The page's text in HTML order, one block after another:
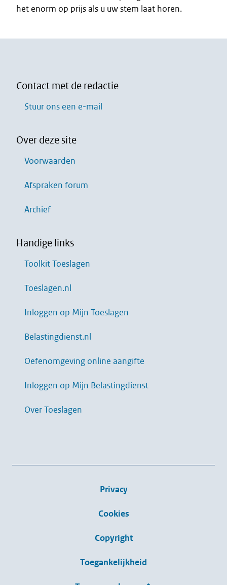
het enorm op prijs als u uw stem laat horen.
Contact met de redactie
Stuur ons een e-mail
Over deze site
Voorwaarden
Afspraken forum
Archief
Handige links
Toolkit Toeslagen
Toeslagen.nl
Inloggen op Mijn Toeslagen
Belastingdienst.nl
Oefenomgeving online aangifte
Inloggen op Mijn Belastingdienst
Over Toeslagen
Privacy
Cookies
Copyright
Toegankelijkheid